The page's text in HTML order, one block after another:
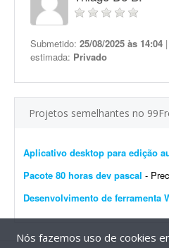
Submetido: 25/08/2025 às 14:04
estimada: Privado
Projetos semelhantes no
Pacote 80 horas dev pascal - Preciso de um pacote de 80
Nós fazemos uso de cookies